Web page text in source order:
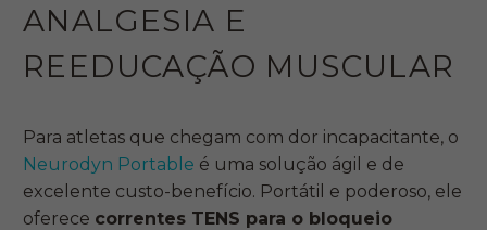
ANALGESIA E
REEDUCAÇÃO MUSCULAR
Para atletas que chegam com dor incapacitante, o
Neurodyn Portable é uma solução ágil e de
excelente custo-benefício. Portátil e poderoso, ele
oferece correntes TENS para o bloqueio